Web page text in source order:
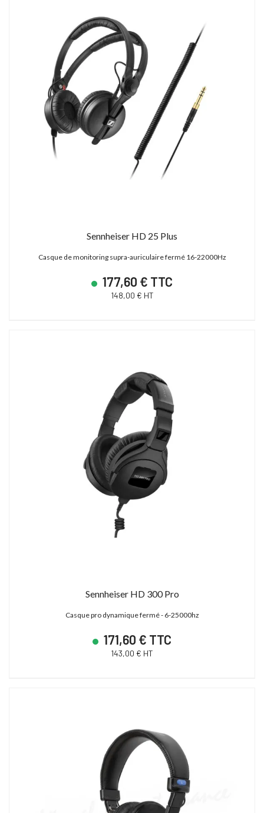
Sennheiser HD 25 Plus
Casque de monitoring supra-auriculaire fermé 16-22000Hz
177,60 € TTC
148,00 € HT
Sennheiser HD 300 Pro
Casque pro dynamique fermé - 6-25000hz
171,60 € TTC
143,00 € HT